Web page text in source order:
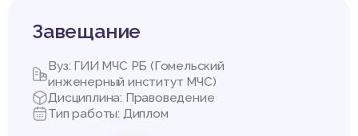
Завещание
Вуз: ГИИ МЧС РБ (Гомельский
инженерный институт МЧС)
Дисциплина: Правоведение
Тип работы: Диплом